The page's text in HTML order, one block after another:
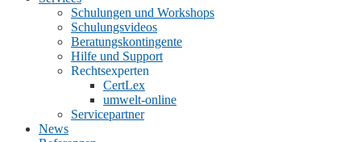
Schulungen und Workshops
Schulungsvideos
Beratungskontingente
Hilfe und Support
Rechtsexperten
CertLex
umwelt-online
Servicepartner
News